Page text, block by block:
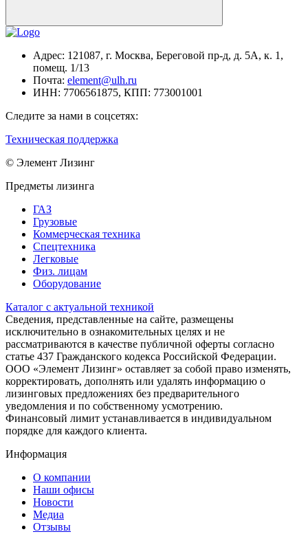
Адрес: 121087, г. Москва, Береговой пр-д, д. 5А, к. 1,
помещ. 1/13
Почта: element@ulh.ru
ИНН: 7706561875, КПП: 773001001
Следите за нами в соцсетях:
Техническая поддержка
© Элемент Лизинг
Предметы лизинга
ГАЗ
Грузовые
Коммерческая техника
Спецтехника
Легковые
Физ. лицам
Оборудование
Каталог с актуальной техникой
Сведения, представленные на сайте, размещены
исключительно в ознакомительных целях и не
рассматриваются в качестве публичной оферты согласно
статье 437 Гражданского кодекса Российской Федерации.
ООО «Элемент Лизинг» оставляет за собой право изменять,
корректировать, дополнять или удалять информацию о
лизинговых предложениях без предварительного
уведомления и по собственному усмотрению.
Финансовый лимит устанавливается в индивидуальном
порядке для каждого клиента.
Информация
О компании
Наши офисы
Новости
Медиа
Отзывы